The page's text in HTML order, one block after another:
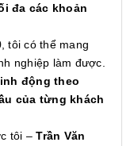
đa các khoản
tôi có thể mang
nghiệp làm được.
động theo
của từng khách
tôi –Trần Văn